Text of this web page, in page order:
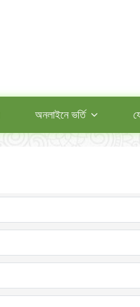
অনলাইনে ভর্তি